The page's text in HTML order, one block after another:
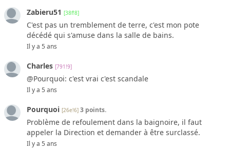
Zabieru51 [38f!8]
C'est pas un tremblement de terre, c'est mon pote
décédé qui s'amuse dans la salle de bains.
Il y a 5 ans
Charles [791!9]
@Pourquoi: c'est vrai c'est scandale
Il y a 5 ans
Pourquoi [26e!6] 3 points.
Problème de refoulement dans la baignoire, il faut
appeler la Direction et demander à être surclassé.
Il y a 5 ans